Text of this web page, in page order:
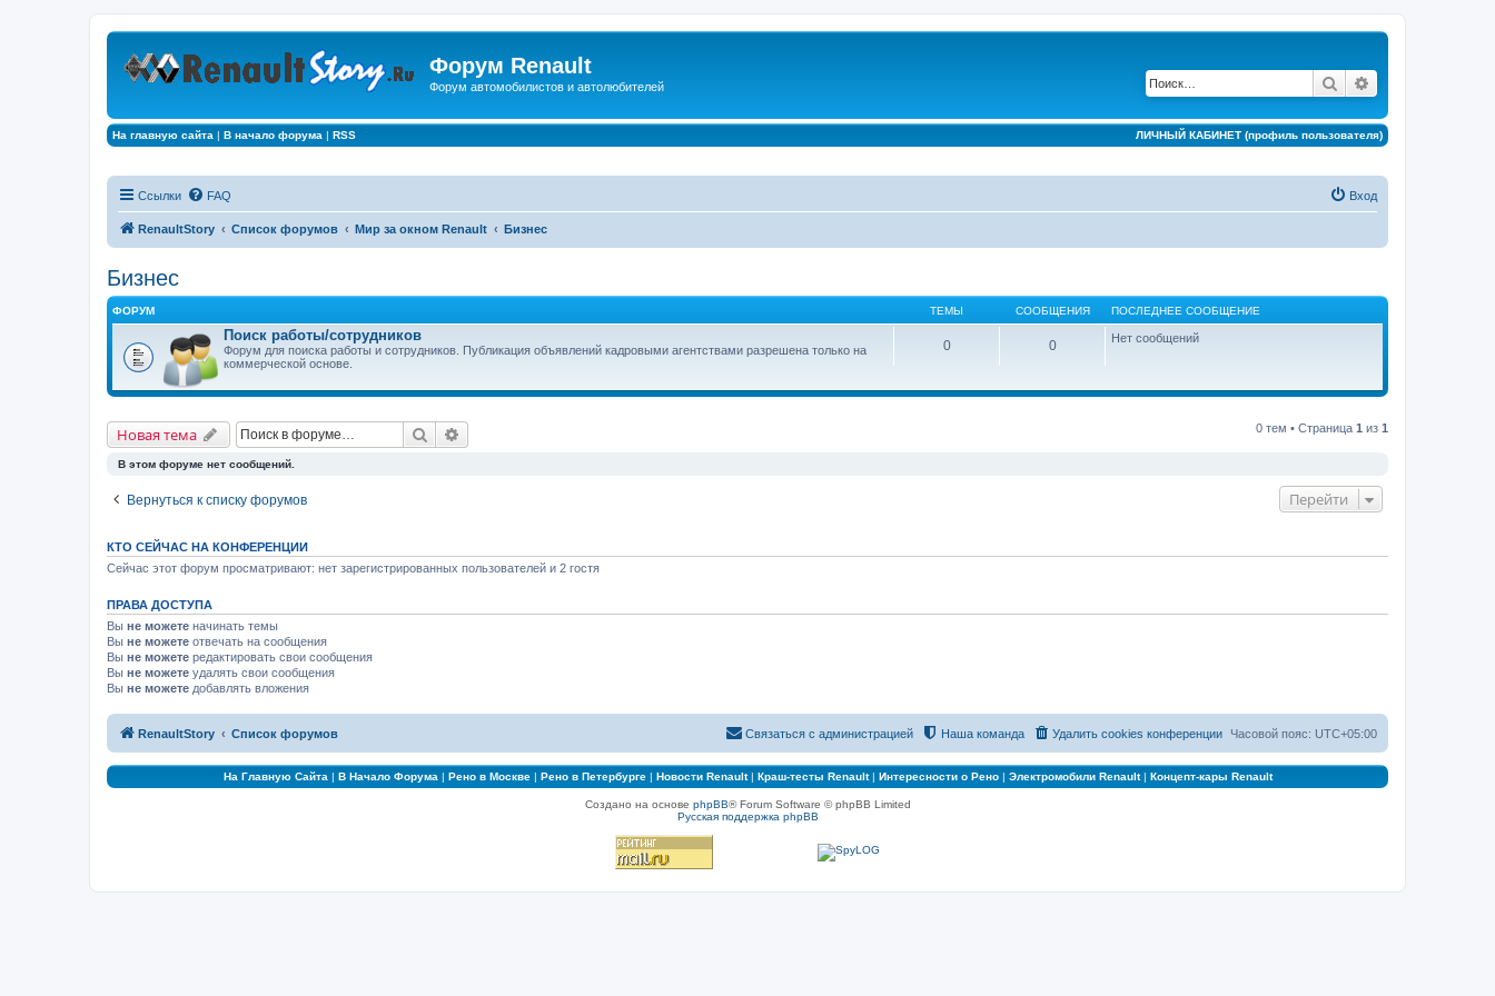
Форум Renault
Форум автомобилистов и автолюбителей Поиск
На главную сайта | В начало форума | RSS ЛИЧНЫЙ КАБИНЕТ (профиль пользователя)
Ссылки FAQ Вход
RenaultStory Список форумов Мир за окном Renault Бизнес
Бизнес
ФОРУМ ТЕМЫ СООБЩЕНИЯ ПОСЛЕДНЕЕ СООБЩЕНИЕ
Поиск работы/сотрудников
Форум для поиска работы и сотрудников. Публикация объявлений кадровыми агентствами разрешена только на
коммерческой основе.
0 0 Нет сообщений
Новая тема Поиск 0 тем • Страница 1 из 1
В этом форуме нет сообщений.
Вернуться к списку форумов Перейти
КТО СЕЙЧАС НА КОНФЕРЕНЦИИ
Сейчас этот форум просматривают: нет зарегистрированных пользователей и 2 гостя
ПРАВА ДОСТУПА
Вы не можете начинать темы
Вы не можете отвечать на сообщения
Вы не можете редактировать свои сообщения
Вы не можете удалять свои сообщения
Вы не можете добавлять вложения
RenaultStory Список форумов Часовой пояс: UTC+05:00
Удалить cookies конференции
Наша команда
Связаться с администрацией
На Главную Сайта | В Начало Форума | Рено в Москве| Рено в Петербурге| Новости Renault| Краш-тесты Renault| Интересности о Рено| Электромобили Renault| Концепт-кары Renault
Создано на основе phpBB® Forum Software © phpBB Limited
Русская поддержка phpBB